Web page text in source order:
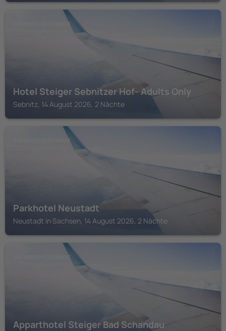
SÄCHSISCHE SCHWEIZ
Hotel Steiger Sebnitzer Hof- Adults Only
Sebnitz, 14 August 2026, 2 Nächte
SÄCHSISCHE SCHWEIZ
Parkhotel Neustadt
Neustadt in Sachsen, 14 August 2026, 2 Nächte
SÄCHSISCHE SCHWEIZ
Apparthotel Steiger Bad Schandau